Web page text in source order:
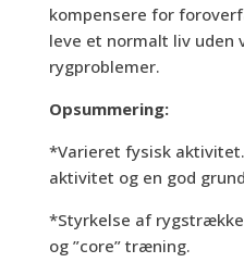
kompensere for
leve et normalt liv uden
rygproblemer.
Opsummering:
*Varieret fysisk
aktivitet og en god
*Styrkelse af
og ”core” træning.